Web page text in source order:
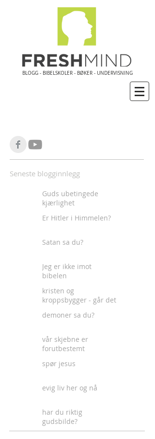
BLOGG - BIBELSKOLER - BØKER - UNDERVISNING
Seneste blogginnlegg
Guds ubetingede
kjærlighet
Er Hitler i Himmelen?
Satan sa du?
Jeg er ikke imot
bibelen
kristen og
kroppsbygger - går det
demoner sa du?
vår skjebne er
forutbestemt
spør jesus
evig liv her og nå
har du riktig
gudsbilde?